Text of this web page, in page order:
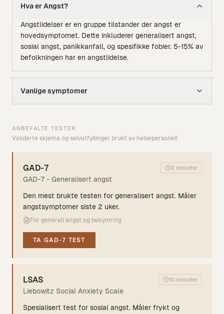
Hva erAngst?
Angstlidelser er en gruppe tilstander der angst er
hovedsymptomet. Dette inkluderer generalisert angst,
sosial angst, panikkanfall, og spesifikke fobier. 5-15% av
befolkningen har en angstlidelse.
Vanlige symptomer
ANBEFALTE TESTER
Validerte skjema og selvutfyllinger brukt av helsepersonell
GAD-7
GAD-7 - Generalisert angst
2 minutter
Den mest brukte testen for generalisert angst. Måler
angstsymptomer siste 2 uker.
For generell angst og bekymring
TA GAD-7 TEST
LSAS
Liebowitz Social Anxiety Scale
10 minutter
Spesialisert test for sosial angst. Måler frykt og